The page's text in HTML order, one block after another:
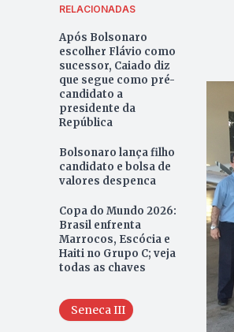
RELACIONADAS
Após Bolsonaro
escolher Flávio como
sucessor, Caiado diz
que segue como pré-
candidato a
presidente da
República
Bolsonaro lança filho
candidato e bolsa de
valores despenca
Copa do Mundo 2026:
Brasil enfrenta
Marrocos, Escócia e
Haiti no Grupo C; veja
todas as chaves
Seneca III